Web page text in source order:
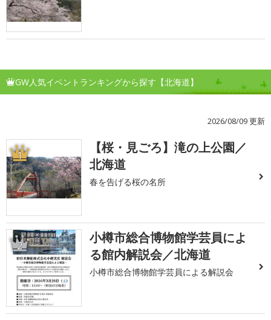
GW人気イベントランキングから探す【北海道】
2026/08/09 更新
1
【桜・見ごろ】滝の上公園／
北海道
春を告げる桜の名所
2
小樽市総合博物館学芸員によ
る館内解説会／北海道
小樽市総合博物館学芸員による解説会